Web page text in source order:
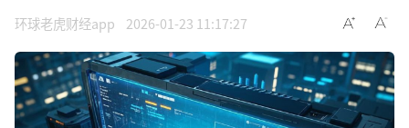
环球老虎财经app 2026-01-23 11:17:27